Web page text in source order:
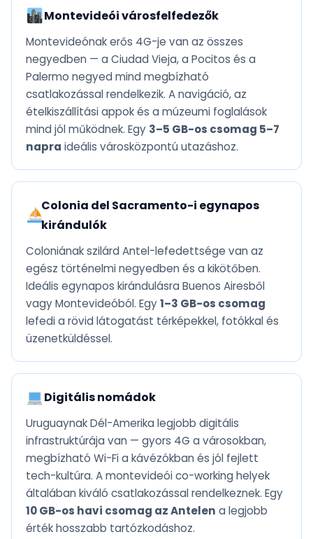
Montevideói városfelfedezők
Montevideónak erős 4G-je van az összes
negyedben — a Ciudad Vieja, a Pocitos és a
Palermo negyed mind megbízható
csatlakozással rendelkezik. A navigáció, az
ételkiszállítási appok és a múzeumi foglalások
mind jól működnek. Egy 3–5 GB-os csomag 5–7
napra ideális városközpontú utazáshoz.
Colonia del Sacramento-i egynapos
kirándulók
Coloniának szilárd Antel-lefedettsége van az
egész történelmi negyedben és a kikötőben.
Ideális egynapos kirándulásra Buenos Airesből
vagy Montevideóból. Egy1–3 GB-os csomag
lefedi a rövid látogatást térképekkel, fotókkal és
üzenetküldéssel.
Digitális nomádok
Uruguaynak Dél-Amerika legjobb digitális
infrastruktúrája van — gyors 4G a városokban,
megbízható Wi-Fi a kávézókban és jól fejlett
tech-kultúra. A montevideói co-working helyek
általában kiváló csatlakozással rendelkeznek. Egy
10 GB-os havi csomag az Antelen a legjobb
érték hosszabb tartózkodáshoz.